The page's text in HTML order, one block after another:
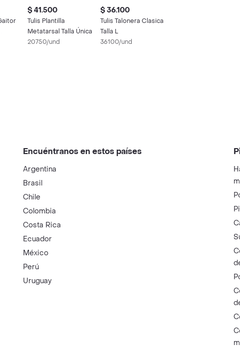
$ 41.500
Tulis Plantilla
Metatarsal Talla Única
20750/und
$ 36.100
Tulis Talonera Clasica
Talla L
36100/und
Encuéntranos en estos países
Argentina
Brasil
Chile
Colombia
Costa Rica
Ecuador
México
Perú
Uruguay